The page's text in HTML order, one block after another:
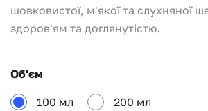
шовковистої, м'якої та слухняної
здоров'ям та доглянутістю.
Об'єм
100 мл 200 мл